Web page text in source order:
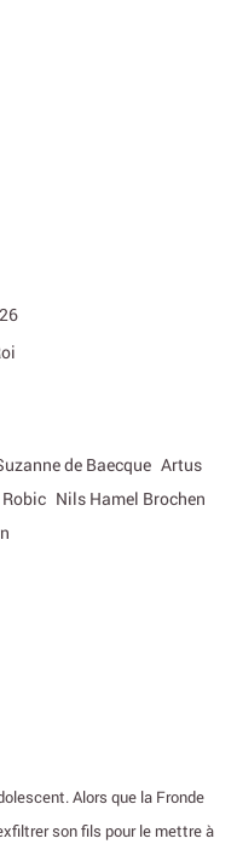
de Baecque Artus
Nils Hamel Brochen
Alors que la Fronde
son fils pour le mettre à